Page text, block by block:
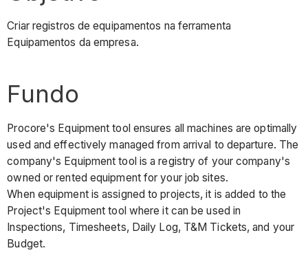
Criar registros de equipamentos na ferramenta
Equipamentos da empresa.
Fundo
Procore's Equipment tool ensures all machines are optimally
used and effectively managed from arrival to departure. The
company's Equipment tool is a registry of your company's
owned or rented equipment for your job sites.
When equipment is assigned to projects, it is added to the
Project's Equipment tool where it can be used in
Inspections, Timesheets, Daily Log, T&M Tickets, and your
Budget.